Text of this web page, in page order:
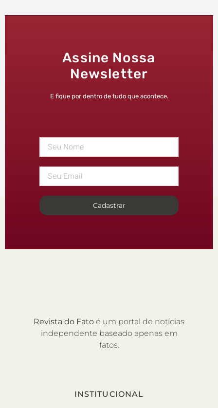
Assine Nossa
Newsletter
E fique por dentro de tudo que acontece.
Cadastrar
Revista do Fato é um portal de notícias
independente baseado apenas em
fatos.
INSTITUCIONAL